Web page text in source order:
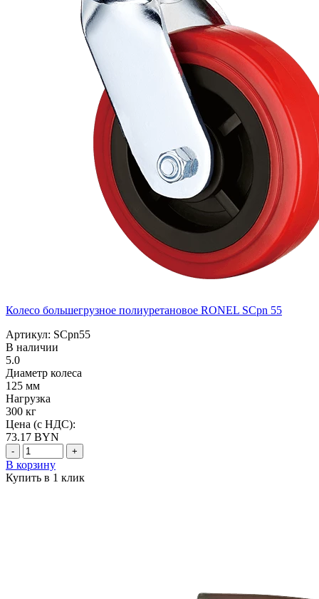
Колесо большегрузное полиуретановое RONEL SCpn 55
Артикул: SCpn55
В наличии
5.0
Диаметр колеса
125 мм
Нагрузка
300 кг
Цена (с НДС):
73.17 BYN
- +
В корзину
Купить в 1 клик